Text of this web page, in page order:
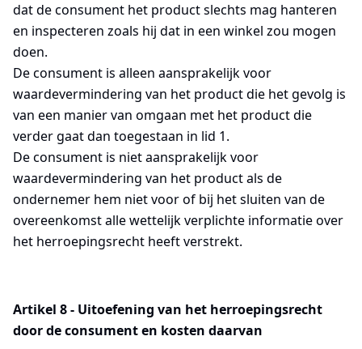
dat de consument het product slechts mag hanteren
en inspecteren zoals hij dat in een winkel zou mogen
doen.
De consument is alleen aansprakelijk voor
waardevermindering van het product die het gevolg is
van een manier van omgaan met het product die
verder gaat dan toegestaan in lid 1.
De consument is niet aansprakelijk voor
waardevermindering van het product als de
ondernemer hem niet voor of bij het sluiten van de
overeenkomst alle wettelijk verplichte informatie over
het herroepingsrecht heeft verstrekt.
Artikel 8 - Uitoefening van het herroepingsrecht
door de consument en kosten daarvan